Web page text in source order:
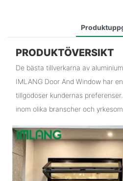
PRODUKTÖVERSIKT
De bästa tillverkarna av
IMLANG Door And Window har
tillgodoser kundernas
inom olika branscher och